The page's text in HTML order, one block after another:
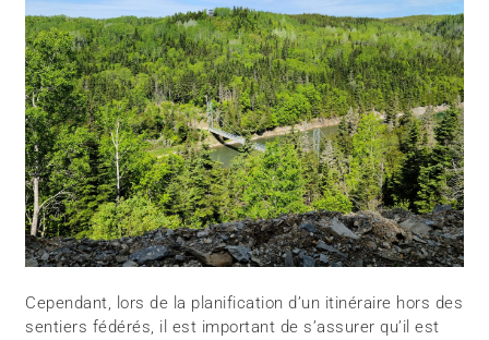
Cependant, lors de la planification d’un itinéraire hors des
sentiers fédérés, il est important de s’assurer qu’il est